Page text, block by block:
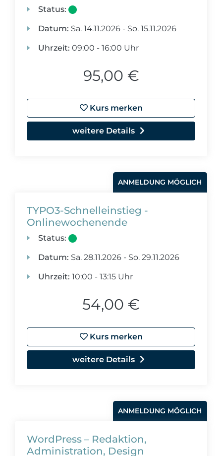
Status:
Datum: Sa. 14.11.2026 - So. 15.11.2026
Uhrzeit: 09:00 - 16:00 Uhr
95,00 €
Kurs merken
weitere Details
ANMELDUNG MÖGLICH
TYPO3-Schnelleinstieg -
Onlinewochenende
Status:
Datum: Sa. 28.11.2026 - So. 29.11.2026
Uhrzeit: 10:00 - 13:15 Uhr
54,00 €
Kurs merken
weitere Details
ANMELDUNG MÖGLICH
WordPress – Redaktion,
Administration, Design